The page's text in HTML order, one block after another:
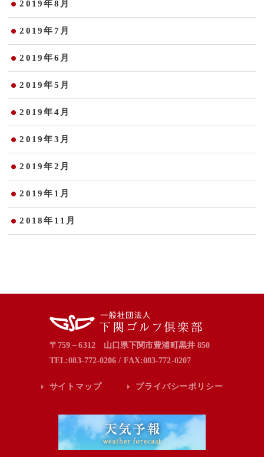
2019年8月
2019年7月
2019年6月
2019年5月
2019年4月
2019年3月
2019年2月
2019年1月
2018年11月
〒759－6312 山口県下関市豊浦町黒井 850
TEL:083-772-0206 / FAX:083-772-0207
サイトマップ プライバシーポリシー